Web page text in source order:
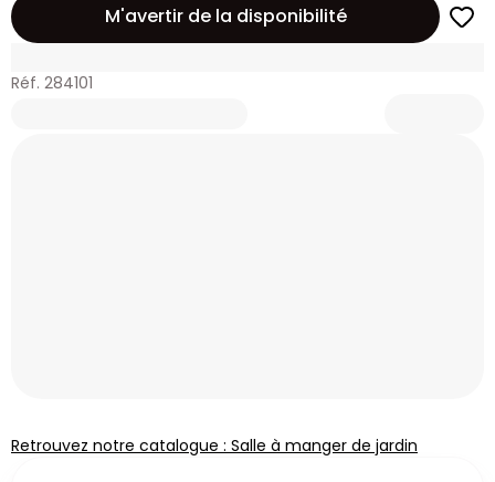
M'avertir de la disponibilité
Réf. 284101
Retrouvez notre catalogue : Salle à manger de jardin